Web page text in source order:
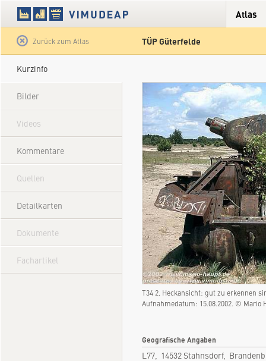
Atlas
Zurück zum Atlas TÜP Güterfelde
Kurzinfo
Bilder
Videos
Kommentare
Quellen
Detailkarten
Dokumente
Fachartikel
T34 2. Heckansicht: gut zu erkennen
Aufnahmedatum: 15.08.2002. © Mario
Geografische Angaben
L77, 14532 Stahnsdorf,
Satellit Hybrid